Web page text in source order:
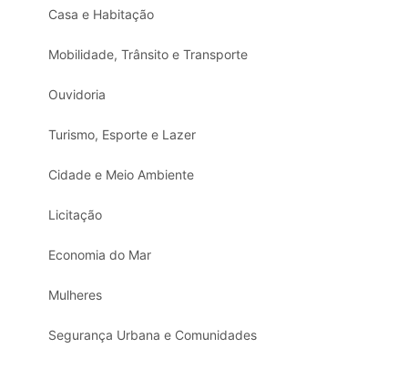
Casa e Habitação
Mobilidade, Trânsito e Transporte
Ouvidoria
Turismo, Esporte e Lazer
Cidade e Meio Ambiente
Licitação
Economia do Mar
Mulheres
Segurança Urbana e Comunidades